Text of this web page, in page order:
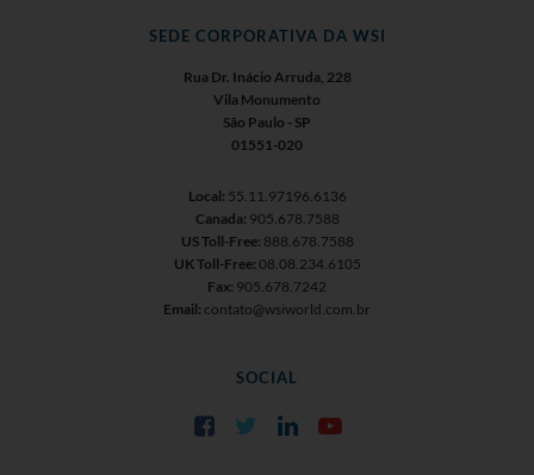
SEDE CORPORATIVA DA WSI
Rua Dr. Inácio Arruda, 228
Vila Monumento
São Paulo - SP
01551-020
Local: 55.11.97196.6136
Canada: 905.678.7588
US Toll-Free: 888.678.7588
UK Toll-Free: 08.08.234.6105
Fax: 905.678.7242
Email: contato@wsiworld.com.br
SOCIAL
FacebookTwitter LinkedIn